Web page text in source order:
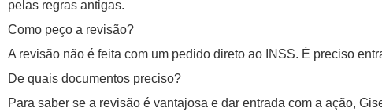
pelas regras antigas.
Como peço a revisão?
A revisão não é feita com um pedido direto ao INSS. É preciso
De quais documentos preciso?
Para saber se a revisão é vantajosa e dar entrada com a ação,